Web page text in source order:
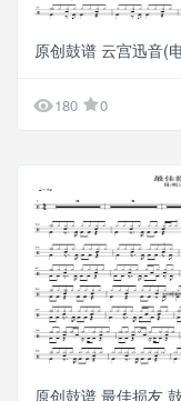
180 0